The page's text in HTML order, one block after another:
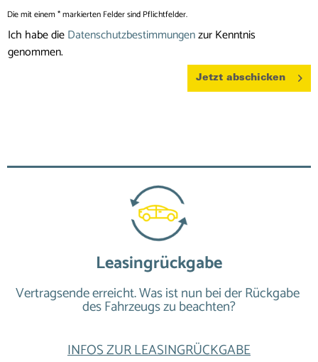
Die mit einem * markierten Felder sind Pflichtfelder.
Ich habe dieDatenschutzbestimmungenzur Kenntnis
genommen.
Jetzt abschicken
Leasingrückgabe
Vertragsende erreicht. Was ist nun bei der Rückgabe
des Fahrzeugs zu beachten?
INFOS ZUR LEASINGRÜCKGABE